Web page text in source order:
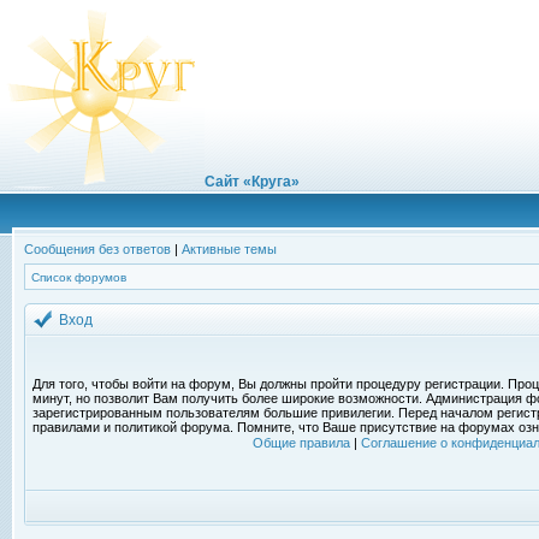
Сайт «Круга»
Сообщения без ответов | Активные темы
Список форумов
Вход
Для того, чтобы войти на форум, Вы должны пройти процедуру регистрации.
минут, но позволит Вам получить более широкие возможности. Администрация
зарегистрированным пользователям большие привилегии. Перед началом
правилами и политикой форума. Помните, что Ваше присутствие на форумах
Общие правила| Соглашение о